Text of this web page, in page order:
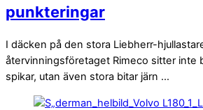
punkteringar
I däcken på den stora Liebherr-
återvinningsföretaget Rimeco sitter inte
spikar, utan även stora bitar järn ...